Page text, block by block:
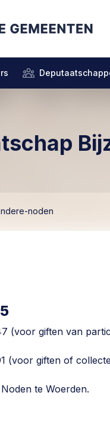
noden
(voor giften van
(voor giften of
te Woerden.